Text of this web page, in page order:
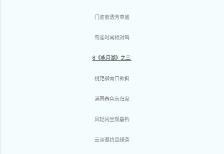
门虚窗透芳草盛
莺雀时闻相对鸣
8《咏月湖》之三
桃艳柳青日欲斜
满园春色忘归家
风轻闲坐观垂钓
云淡邀约品绿茶